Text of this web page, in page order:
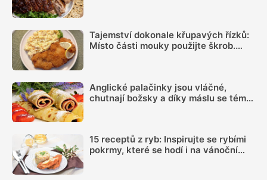
Tajemství dokonale křupavých řízků:
Místo části mouky použijte škrob.
Anglické palačinky jsou vláčné,
chutnají božsky a díky máslu se téměř
15 receptů z ryb: Inspirujte se rybími
pokrmy, které se hodí i na vánoční